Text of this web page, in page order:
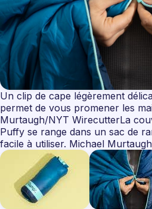
Un clip de cape légèrement
permet de vous promener les
Murtaugh/NYT WirecutterLa
Puffy se range dans un sac de
facile à utiliser. Michael